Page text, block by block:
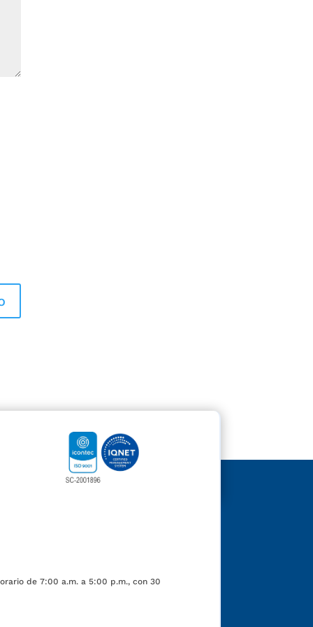
de 7:00 a.m. a 5:00 p.m., con 30